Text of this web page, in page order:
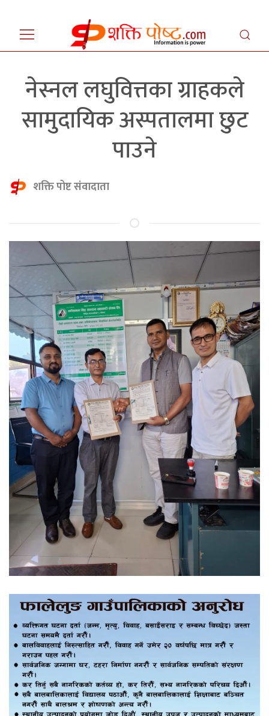
नेस्नल लघुवित्तका ग्राहकले
सामुदायिक अस्पतालमा छुट
पाउने
शक्ति पोष्ट संवादाता